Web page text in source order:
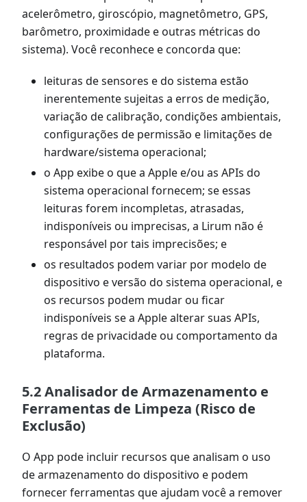
acelerômetro, giroscópio, magnetômetro, GPS,
barômetro, proximidade e outras métricas do
sistema). Você reconhece e concorda que:
leituras de sensores e do sistema estão
inerentemente sujeitas a erros de medição,
variação de calibração, condições ambientais,
configurações de permissão e limitações de
hardware/sistema operacional;
o App exibe o que a Apple e/ou as APIs do
sistema operacional fornecem; se essas
leituras forem incompletas, atrasadas,
indisponíveis ou imprecisas, a Lirum não é
responsável por tais imprecisões; e
os resultados podem variar por modelo de
dispositivo e versão do sistema operacional, e
os recursos podem mudar ou ficar
indisponíveis se a Apple alterar suas APIs,
regras de privacidade ou comportamento da
plataforma.
5.2 Analisador de Armazenamento e
Ferramentas de Limpeza (Risco de
Exclusão)
O App pode incluir recursos que analisam o uso
de armazenamento do dispositivo e podem
fornecer ferramentas que ajudam você a remover